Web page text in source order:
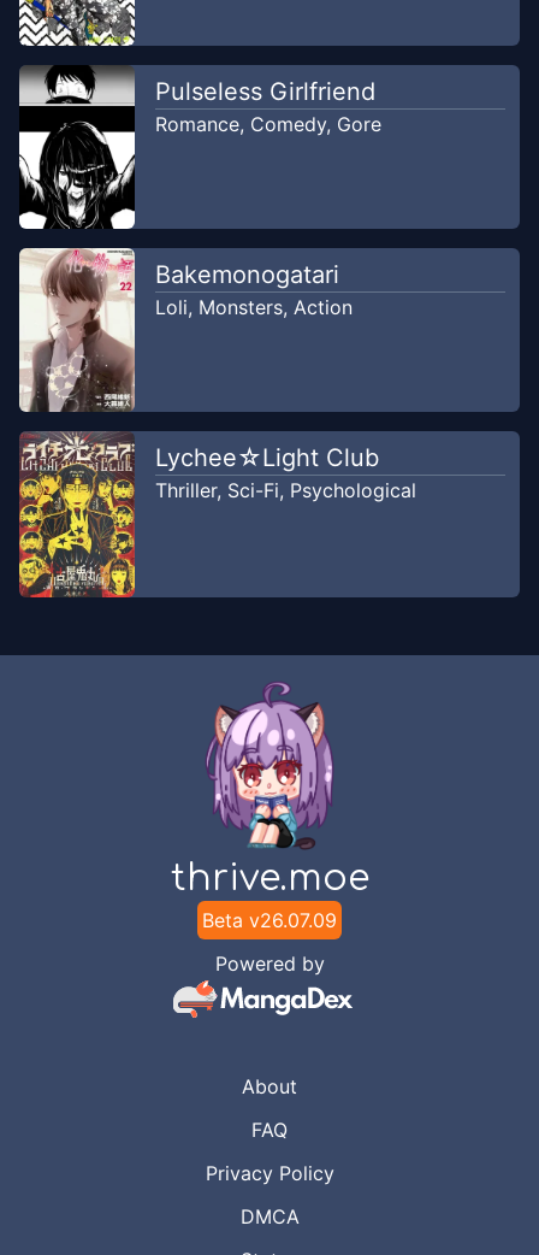
Pulseless Girlfriend
Romance, Comedy, Gore
Bakemonogatari
Loli, Monsters, Action
Lychee☆Light Club
Thriller, Sci-Fi, Psychological
thrive.moe
Beta v26.07.09
Powered by
About
FAQ
Privacy Policy
DMCA